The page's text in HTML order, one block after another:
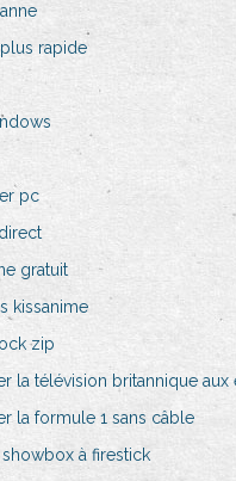
rapide
pc
gratuit
kissanime
zip
la télévision britannique aux
la formule 1 sans câble
à firestick